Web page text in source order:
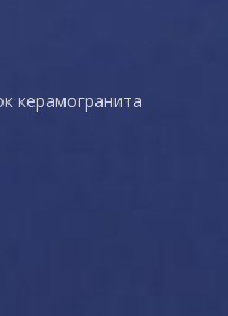
керамогранита